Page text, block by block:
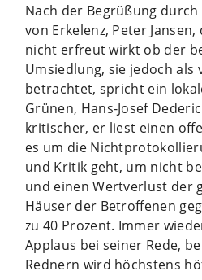
Nach der Begrüßung
von Erkelenz, Peter
nicht erfreut wirkt ob der
Umsiedlung, sie jedoch als
betrachtet, spricht ein
Grünen, Hans-Josef
kritischer, er liest einen
es um die
und Kritik geht, um nicht
und einen Wertverlust der
Häuser der Betroffenen
zu 40 Prozent. Immer
Applaus bei seiner Rede,
Rednern wird höchstens